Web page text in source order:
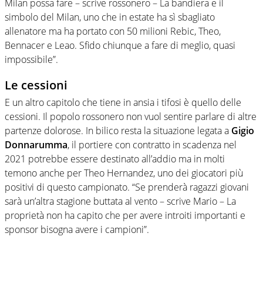
Milan possa fare – scrive rossonero – La bandiera e il
simbolo del Milan, uno che in estate ha sì sbagliato
allenatore ma ha portato con 50 milioni Rebic, Theo,
Bennacer e Leao. Sfido chiunque a fare di meglio, quasi
impossibile”.
Le cessioni
E un altro capitolo che tiene in ansia i tifosi è quello delle
cessioni. Il popolo rossonero non vuol sentire parlare di altre
partenze dolorose. In bilico resta la situazione legata a Gigio
Donnarumma, il portiere con contratto in scadenza nel
2021 potrebbe essere destinato all’addio ma in molti
temono anche per Theo Hernandez, uno dei giocatori più
positivi di questo campionato. “Se prenderà ragazzi giovani
sarà un’altra stagione buttata al vento – scrive Mario – La
proprietà non ha capito che per avere introiti importanti e
sponsor bisogna avere i campioni”.